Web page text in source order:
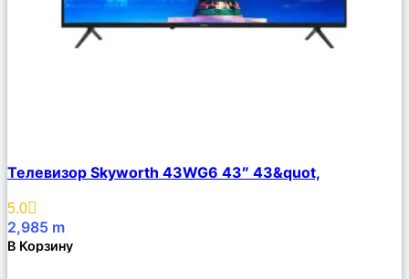
Описание
Избранное
Телевизор Skyworth 43WG6 43″ 43&quot,
5.0
2,985 m
В Корзину